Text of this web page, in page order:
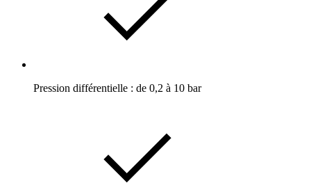
Pression différentielle : de 0,2 à 10 bar